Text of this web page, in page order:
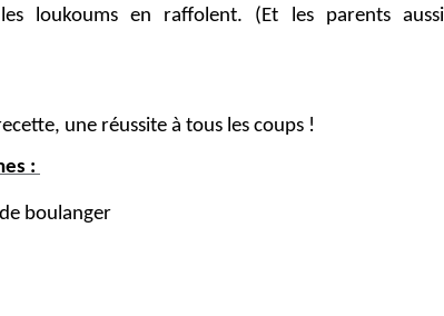
loukoums en raffolent. (Et les parents aussi
une réussite à tous les coups !
:
boulanger